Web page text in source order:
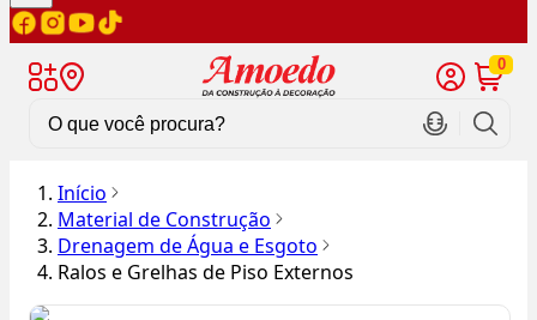
0
Início
Material de Construção
Drenagem de Água e Esgoto
Ralos e Grelhas de Piso Externos